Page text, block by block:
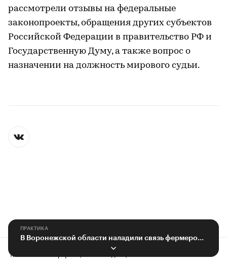
рассмотрели отзывы на федеральные
законопроекты, обращения других субъектов
Российской Федерации в правительство РФ и
Государственную Думу, а также вопрос о
назначении на должность мирового судьи.
ПРАКТИКА
В Воронежской области наладили связь фермеров и супермаркетов
Контактная информация
Редакция